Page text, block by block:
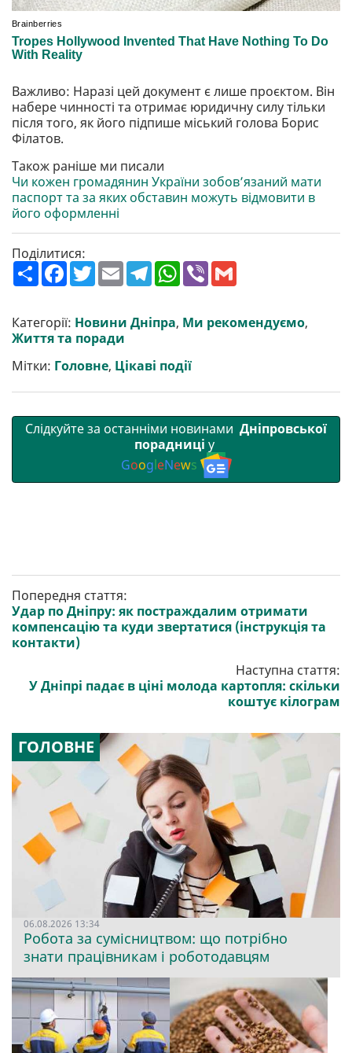
Важливо: Наразі цей документ є лише проєктом. Він
набере чинності та отримає юридичну силу тільки
після того, як його підпише міський голова Борис
Філатов.
Також раніше ми писали
Чи кожен громадянин України зобов’язаний мати
паспорт та за яких обставин можуть відмовити в
його оформленні
Поділитися:
П
о
р
и
т
F
a
b
o
o
T
w
t
e
r
E
m
l
T
e
g
r
m
W
h
s
A
p
V
r l
Категорії: Новини Дніпра, Ми рекомендуємо,
Життя та поради
Мітки: Головне, Цікаві події
Слідкуйте за останніми новинами Дніпровської
порадниці у
GoogleNews
Попередня стаття:
Удар по Дніпру: як постраждалим отримати
компенсацію та куди звертатися (інструкція та
контакти)
Наступна стаття:
У Дніпрі падає в ціні молода картопля: скільки
коштує кілограм
ГОЛОВНЕ
06.08.2026 13:34
Робота за сумісництвом: що потрібно
знати працівникам і роботодавцям